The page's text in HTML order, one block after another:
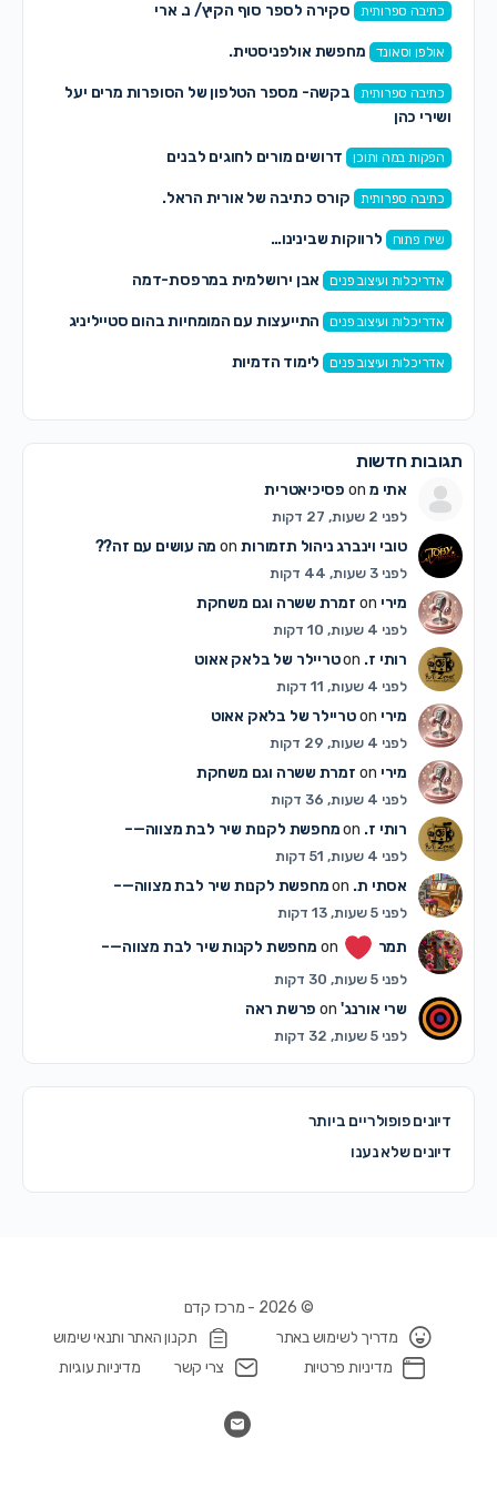
כתיבה ספרותית סקירה לספר סוף הקיץ/ נ. ארי
אולפן וסאונד מחפשת אולפניסטית.
כתיבה ספרותית
בקשה- מספר הטלפון של הסופרות מרים יעל
ושירי כהן
הפקות במה ותוכן דרושים מורים לחוגים לבנים
כתיבה ספרותית קורס כתיבה של אורית הראל.
שיח פתוח לרווקות שבינינו…
אדריכלות ועיצוב פנים אבן ירושלמית במרפסת-דמה
אדריכלות ועיצוב פנים התייעצות עם המומחיות בהום סטייליניג
אדריכלות ועיצוב פנים לימוד הדמיות
תגובות חדשות
אתי מon פסיכיאטרית
לפני 2 שעות, 27 דקות
טובי וינברג ניהול תזמורותon מה עושים עם זה??
לפני 3 שעות, 44 דקות
מיריon זמרת ששרה וגם משחקת
לפני 4 שעות, 10 דקות
רותי ז.on טריילר של בלאק אאוט
לפני 4 שעות, 11 דקות
מיריon טריילר של בלאק אאוט
לפני 4 שעות, 29 דקות
מיריon זמרת ששרה וגם משחקת
לפני 4 שעות, 36 דקות
רותי ז.on מחפשת לקנות שיר לבת מצווה—–
לפני 4 שעות, 51 דקות
אסתי ת.on מחפשת לקנות שיר לבת מצווה—–
לפני 5 שעות, 13 דקות
תמר on מחפשת לקנות שיר לבת מצווה—–
לפני 5 שעות, 30 דקות
שרי אורנג'on פרשת ראה
לפני 5 שעות, 32 דקות
דיונים פופולריים ביותר
דיונים שלא נענו
© 2026 - מרכז קדם
מדריך לשימוש באתר
תקנון האתר ותנאי שימוש
מדיניות פרטיות
צרי קשר מדיניות עוגיות